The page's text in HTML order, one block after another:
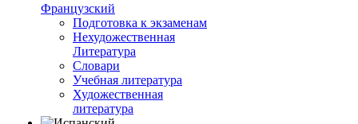
Французский
Подготовка к экзаменам
Нехудожественная
Литература
Словари
Учебная литература
Художественная
литература